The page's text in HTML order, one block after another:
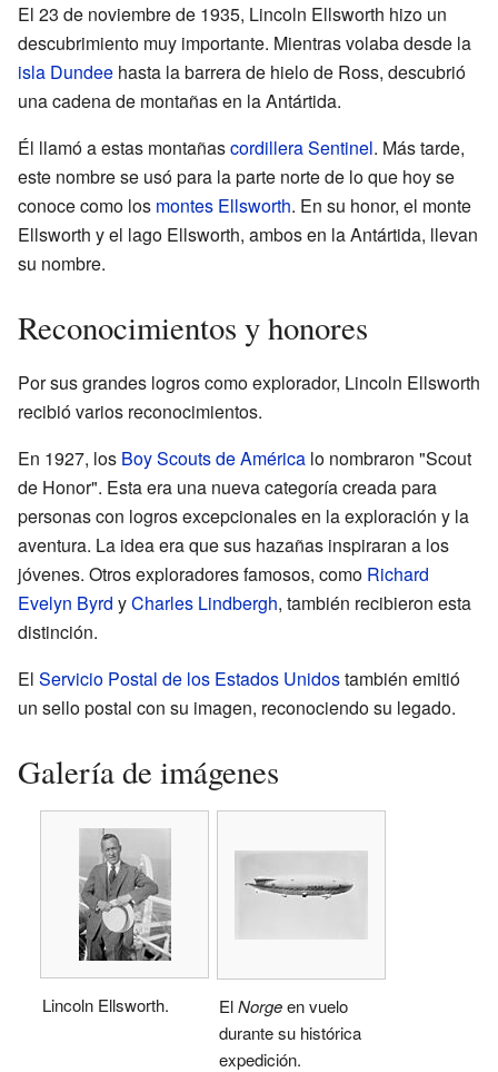
El 23 de noviembre de 1935, Lincoln Ellsworth hizo un
descubrimiento muy importante. Mientras volaba desde la
isla Dundee hasta la barrera de hielo de Ross, descubrió
una cadena de montañas en la Antártida.
Él llamó a estas montañascordillera Sentinel. Más tarde,
este nombre se usó para la parte norte de lo que hoy se
conoce como los montes Ellsworth. En su honor, el monte
Ellsworth y el lago Ellsworth, ambos en la Antártida, llevan
su nombre.
Reconocimientos y honores
Por sus grandes logros como explorador, Lincoln Ellsworth
recibió varios reconocimientos.
En 1927, los Boy Scouts de América lo nombraron "Scout
de Honor". Esta era una nueva categoría creada para
personas con logros excepcionales en la exploración y la
aventura. La idea era que sus hazañas inspiraran a los
jóvenes. Otros exploradores famosos, como Richard
Evelyn Byrd yCharles Lindbergh, también recibieron esta
distinción.
El Servicio Postal de los Estados Unidostambién emitió
un sello postal con su imagen, reconociendo su legado.
Galería de imágenes
Lincoln Ellsworth. ElNorgeen vuelo
durante su histórica
expedición.